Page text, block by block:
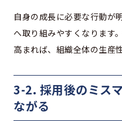
自身の成長に必要な行動が
へ取り組みやすくなります
高まれば、組織全体の生産
3-2. 採用後のミス
ながる